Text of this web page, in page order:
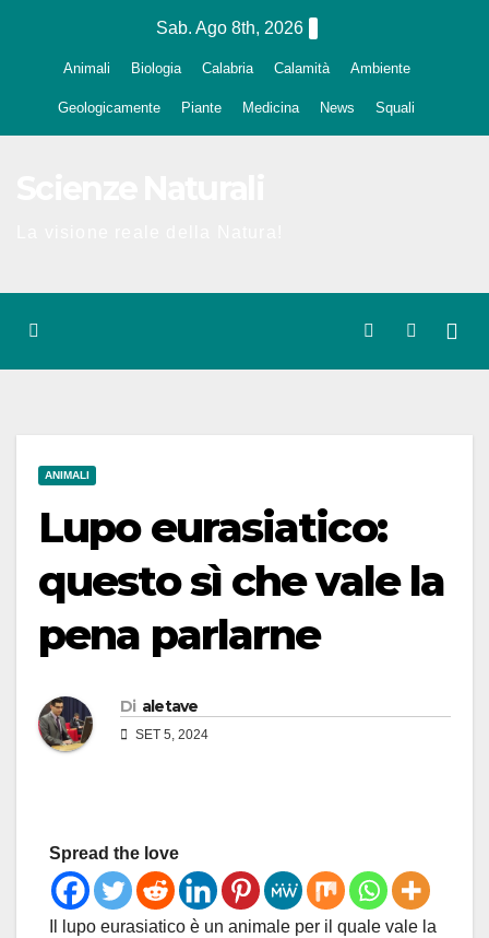
Sab. Ago 8th, 2026
Animali Biologia Calabria Calamità Ambiente
Geologicamente Piante Medicina News Squali
ANIMALI
Lupo eurasiatico:
questo sì che vale la
pena parlarne
Di aletave
SET 5, 2024
Spread the love
Il lupo eurasiatico è un animale per il quale vale la